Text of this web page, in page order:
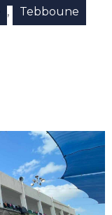
, Tebboune